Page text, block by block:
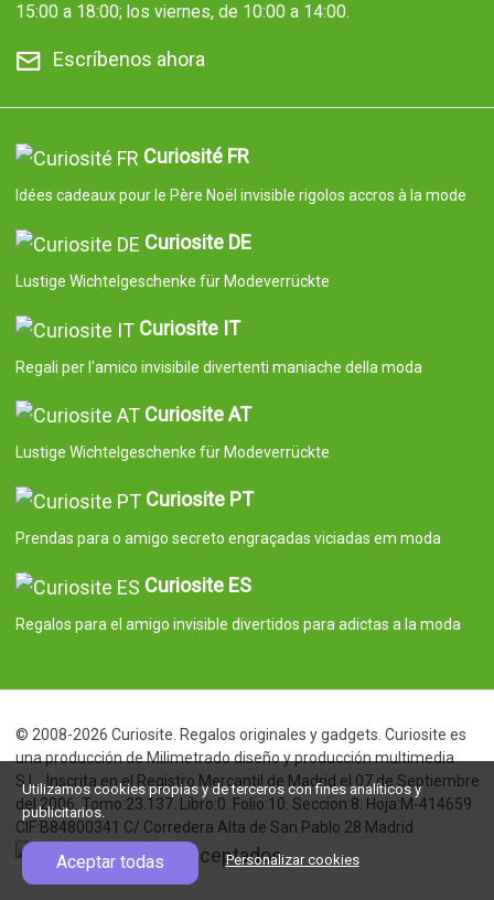
15:00 a 18:00; los viernes, de 10:00 a 14:00.
Escríbenos ahora
Curiosité FR
Idées cadeaux pour le Père Noël invisible rigolos accros à la mode
Curiosite DE
Lustige Wichtelgeschenke für Modeverrückte
Curiosite IT
Regali per l'amico invisibile divertenti maniache della moda
Curiosite AT
Lustige Wichtelgeschenke für Modeverrückte
Curiosite PT
Prendas para o amigo secreto engraçadas viciadas em moda
Curiosite ES
Regalos para el amigo invisible divertidos para adictas a la moda
© 2008-2026 Curiosite. Regalos originales y gadgets. Curiosite es
una producción de Milimetrado diseño y producción multimedia
S.L.. Inscrita en el Registro Mercantil de Madrid el 07 de Septiembre
del 2006. Tomo:23.137. Libro:0. Folio:10. Seccion:8. Hoja:M-414659
CIF:B84800341 C/ Corredera Alta de San Pablo 28 Madrid
Utilizamos cookies propias y de terceros con fines analíticos y
publicitarios.
Aceptar todas Personalizar cookies